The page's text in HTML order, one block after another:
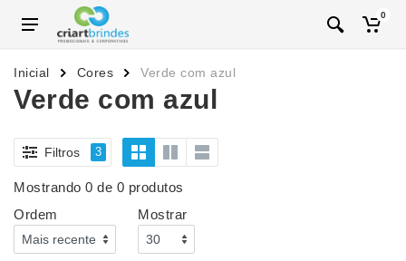
0
Inicial Cores Verde com azul
Verde com azul
Filtros 3
Mostrando 0 de 0 produtos
Ordem
Mostrar